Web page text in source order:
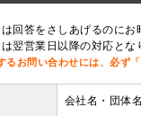
回答をさしあげるのに
翌営業日以降の対応と
るお問い合わせには、必ず
会社名・団体